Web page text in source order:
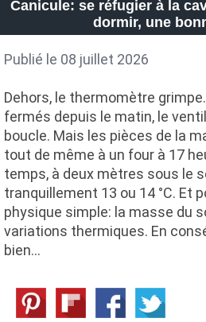
Canicule: se réfugier à la
dormir, une
Publié le 08 juillet 2026
Dehors, le thermomètre
fermés depuis le matin, le
boucle. Mais les pièces de la
tout de même à un four à 17
temps, à deux mètres sous le
tranquillement 13 ou 14 °C. Et
physique simple: la masse du
variations thermiques. En
bien…